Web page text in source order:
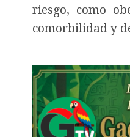
riesgo, como
comorbilidad y